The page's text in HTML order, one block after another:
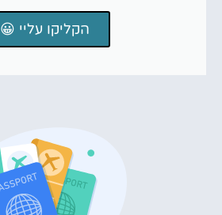
הקליקו עליי 😀